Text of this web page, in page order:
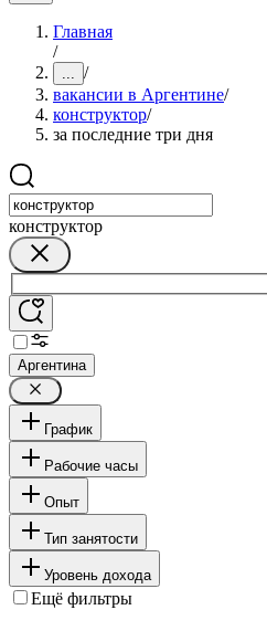
Главная
/
... /
вакансии в Аргентине/
конструктор/
за последние три дня
конструктор
Аргентина
График
Рабочие часы
Опыт
Тип занятости
Уровень дохода
Ещё фильтры